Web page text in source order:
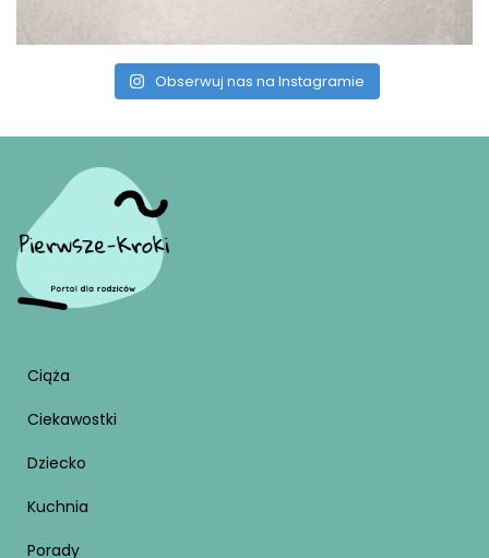
Obserwuj nas na Instagramie
Ciąża
Ciekawostki
Dziecko
Kuchnia
Porady